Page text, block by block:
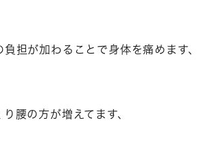
負担が加わることで身体を痛めます、
腰の方が増えてます、